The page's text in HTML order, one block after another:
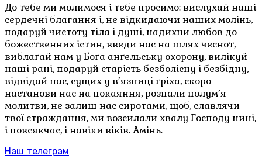
До тебе ми молимося і тебе просимо: вислухай наші
сердечні благання і, не відкидаючи наших молінь,
подаруй чистоту тіла і душі, надихни любов до
божественних істин, введи нас на шлях чеснот,
виблагай нам у Бога ангельську охорону, вилікуй
наші рані, подаруй старість безболісну і безбідну,
відвідай нас, сущих у в’язниці гріха, скоро
настанови нас на покаяння, розпали полум’я
молитви, не залиш нас сиротами, щоб, славлячи
твої страждання, ми возсилали хвалу Господу нині,
і повсякчас, і навіки віків. Амінь.
Наш телеграм